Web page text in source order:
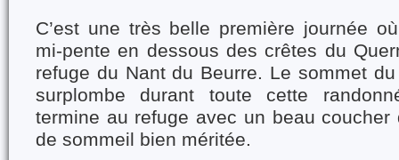
C’est une très belle première journée
mi-pente en dessous des crêtes du
refuge du Nant du Beurre. Le sommet
surplombe durant toute cette
termine au refuge avec un beau
de sommeil bien méritée.